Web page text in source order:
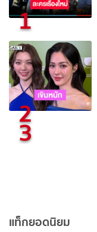
1
2
3
แท็กยอดนิยม